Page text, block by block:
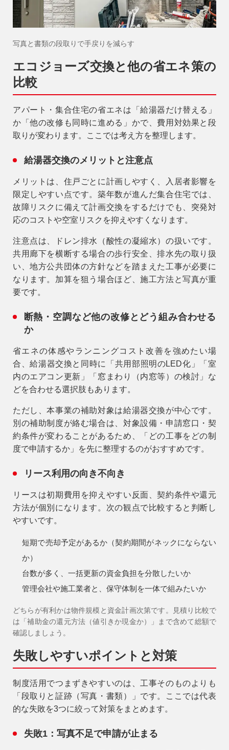
写真と書類の段取りで手戻りを減らす
エコジョーズ交換と他の省エネ策の
比較
アパート・集合住宅の省エネは「給湯器だけ替える」
か「他の改修も同時に進める」かで、費用対効果と段
取りが変わります。ここでは考え方を整理します。
給湯器交換のメリットと注意点
メリット は、住戸ごとに計画しやすく、入居者影響を
限定しやすい点です。築年数が進んだ集合住宅では、
故障リスクに備えて計画交換をするだけでも、突発対
応のコストや空室リスクを抑えやすくなります。
注意点は、ドレン排水（酸性の凝縮水）の扱いです。
共用廊下を横断する場合の歩行安全、排水先の取り扱
い、地方公共団体の方針などを踏まえた工事が必要に
なります。加算を狙う場合ほど、施工方法と写真が重
要です。
断熱・空調など他の改修とどう組み合わせる
か
省エネの体感やランニングコスト改善を強めたい場
合、給湯器交換と同時に「共用部照明のLED化」「室
内のエアコン更新」「窓まわり（内窓等）の検討」な
どを合わせる選択肢もあります。
ただし、本事業の補助対象は給湯器交換が中心です。
別の補助制度が絡む場合は、対象設備・申請窓口・契
約条件が変わることがあるため、「どの工事をどの制
度で申請するか」を先に整理するのがおすすめです。
リース利用の向き不向き
リースは初期費用を抑えやすい反面、契約条件や還元
方法が個別になります。次の観点で比較すると判断し
やすいです。
短期で売却予定があるか（契約期間がネックにならない
か）
台数が多く、一括更新の資金負担を分散したいか
管理会社や施工業者と、保守体制を一体で組みたいか
どちらが有利かは物件規模と資金計画次第です。見積り比較で
は「補助金の還元方法（値引きか現金か）」まで含めて総額で
確認しましょう。
失敗しやすいポイントと対策
制度活用でつまずきやすいのは、工事そのものよりも
「段取りと証跡（写真・書類）」です。ここでは代表
的な失敗を3つに絞って対策をまとめます。
失敗1：写真不足で申請が止まる
営業時間 9時〜18時
注文住宅
0120-70-1212
0120-37-7611
04-2950-7171
事業用
04-2968-5522